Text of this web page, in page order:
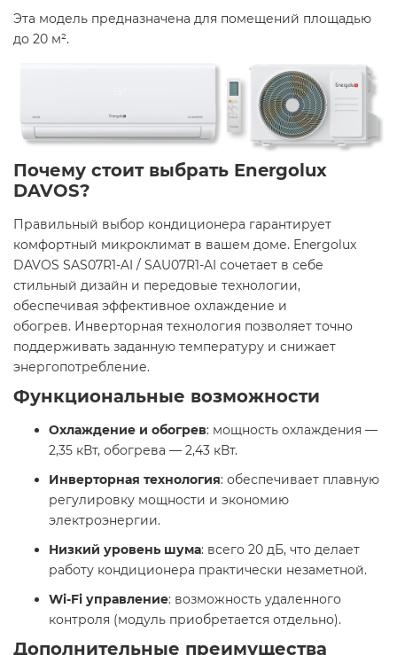
Эта модель предназначена для помещений площадью
до 20 м². ​
Почему стоит выбрать Energolux
DAVOS?
Правильный выбор кондиционера гарантирует
комфортный микроклимат в вашем доме. Energolux
DAVOS SAS07R1-AI / SAU07R1-AI сочетает в себе
стильный дизайн и передовые технологии,
обеспечивая эффективное охлаждение и
обогрев. Инверторная технология позволяет точно
поддерживать заданную температуру и снижает
энергопотребление.​
Функциональные возможности
Охлаждение и обогрев: мощность охлаждения —
2,35 кВт, обогрева — 2,43 кВт. ​
Инверторная технология: обеспечивает плавную
регулировку мощности и экономию
электроэнергии.​
Низкий уровень шума: всего 20 дБ, что делает
работу кондиционера практически незаметной. ​
Wi-Fi управление: возможность удаленного
контроля (модуль приобретается отдельно).
Дополнительные преимущества